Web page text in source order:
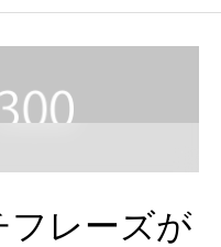
フレーズが